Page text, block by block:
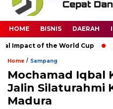
HOME BISNIS DAERAH
of the World Cup
Home / Sampang
Mochamad Iqbal
Jalin Silaturahmi
Madura